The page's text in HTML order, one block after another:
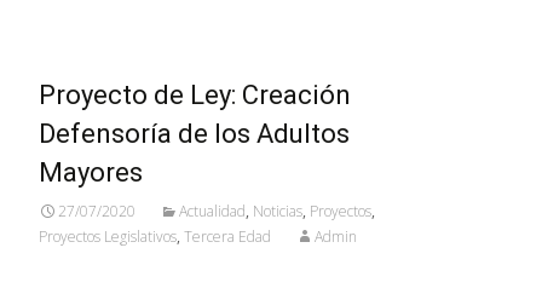
Proyecto de Ley: Creación
Defensoría de los Adultos
Mayores
27/07/2020 Actualidad, Noticias, Proyectos,
Proyectos Legislativos, Tercera Edad Admin